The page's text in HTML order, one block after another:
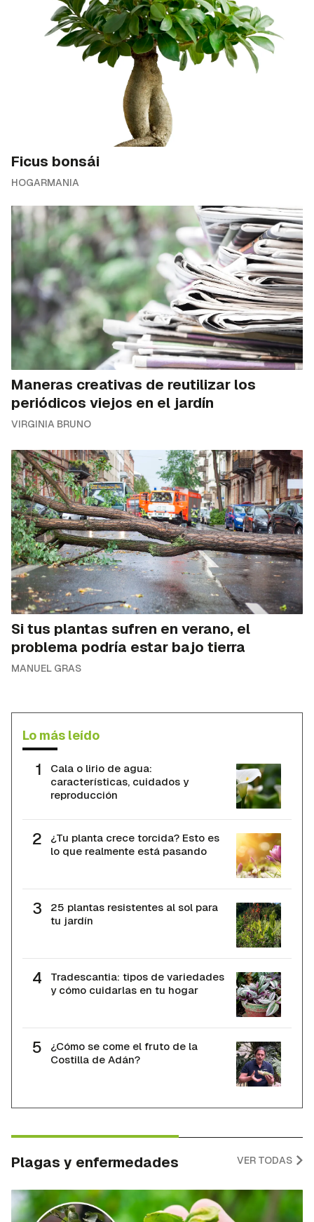
Ficus bonsái
HOGARMANIA
Maneras creativas de reutilizar los
periódicos viejos en el jardín
VIRGINIA BRUNO
Si tus plantas sufren en verano, el
problema podría estar bajo tierra
MANUEL GRAS
Lo más leído
Cala o lirio de agua:
características, cuidados y
reproducción
¿Tu planta crece torcida? Esto es
lo que realmente está pasando
25 plantas resistentes al sol para
tu jardín
Tradescantia: tipos de variedades
y cómo cuidarlas en tu hogar
¿Cómo se come el fruto de la
Costilla de Adán?
Plagas y enfermedades VER TODAS